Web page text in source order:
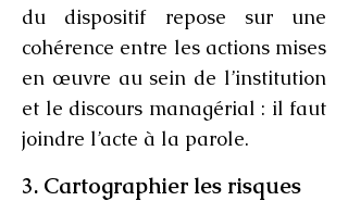
du dispositif repose sur une
cohérence entre les actions mises
en œuvre au sein de l’institution
et le discours managérial : il faut
joindre l’acte à la parole.
3. Cartographier les risques